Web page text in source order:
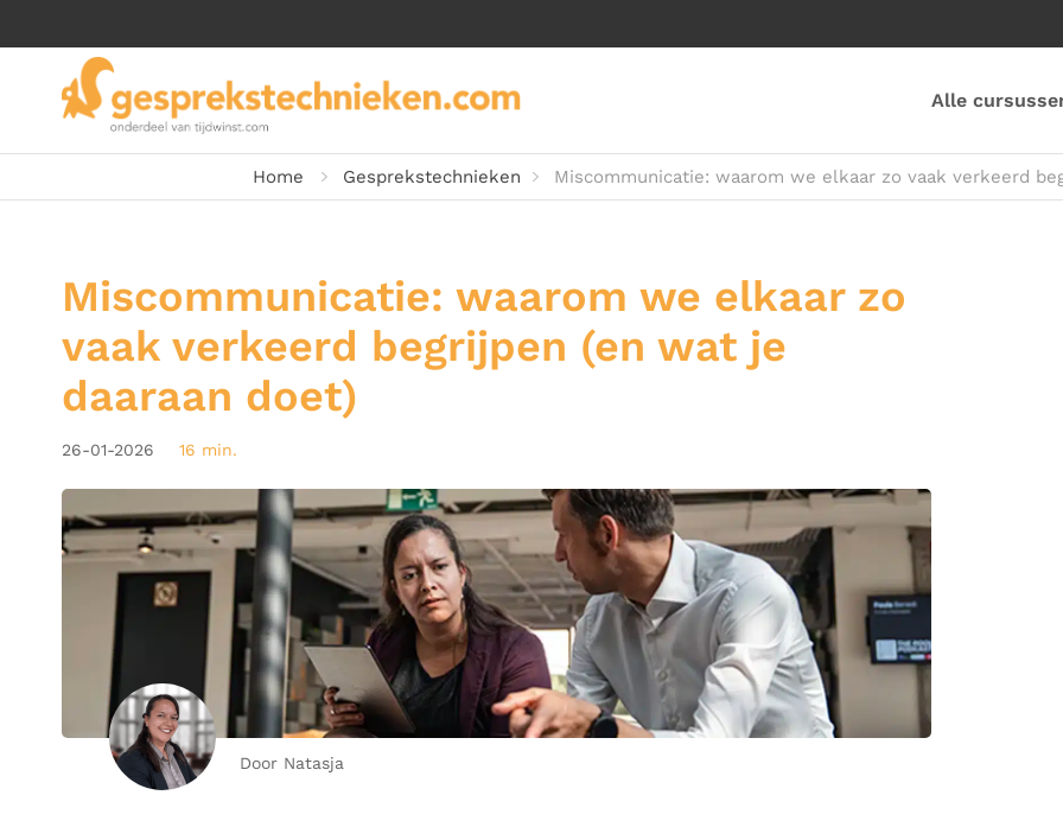
Alle
Home Gesprekstechnieken Miscommunicatie: waarom we elkaar zo vaak verkeerd
Miscommunicatie: waarom we elkaar zo
vaak verkeerd begrijpen (en wat je
daaraan doet)
26-01-2026 16 min.
Door Natasja